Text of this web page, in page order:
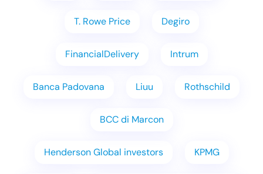
T. Rowe Price Degiro
FinancialDelivery Intrum
Banca Padovana Liuu Rothschild
BCC di Marcon
Henderson Global investors KPMG